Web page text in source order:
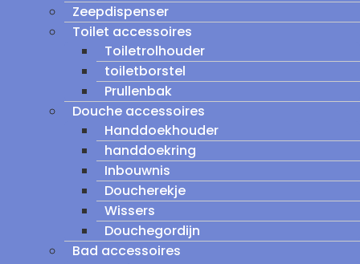
Zeepdispenser
Toilet accessoires
Toiletrolhouder
toiletborstel
Prullenbak
Douche accessoires
Handdoekhouder
handdoekring
Inbouwnis
Doucherekje
Wissers
Douchegordijn
Bad accessoires